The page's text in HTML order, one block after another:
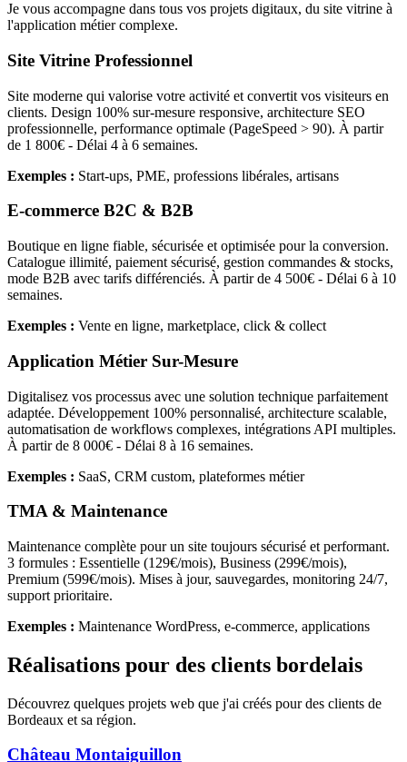
Je vous accompagne dans tous vos projets digitaux, du site vitrine à
l'application métier complexe.
Site Vitrine Professionnel
Site moderne qui valorise votre activité et convertit vos visiteurs en
clients. Design 100% sur-mesure responsive, architecture SEO
professionnelle, performance optimale (PageSpeed > 90). À partir
de 1 800€ - Délai 4 à 6 semaines.
Exemples : Start-ups, PME, professions libérales, artisans
E-commerce B2C & B2B
Boutique en ligne fiable, sécurisée et optimisée pour la conversion.
Catalogue illimité, paiement sécurisé, gestion commandes & stocks,
mode B2B avec tarifs différenciés. À partir de 4 500€ - Délai 6 à 10
semaines.
Exemples : Vente en ligne, marketplace, click & collect
Application Métier Sur-Mesure
Digitalisez vos processus avec une solution technique parfaitement
adaptée. Développement 100% personnalisé, architecture scalable,
automatisation de workflows complexes, intégrations API multiples.
À partir de 8 000€ - Délai 8 à 16 semaines.
Exemples : SaaS, CRM custom, plateformes métier
TMA & Maintenance
Maintenance complète pour un site toujours sécurisé et performant.
3 formules : Essentielle (129€/mois), Business (299€/mois),
Premium (599€/mois). Mises à jour, sauvegardes, monitoring 24/7,
support prioritaire.
Exemples : Maintenance WordPress, e-commerce, applications
Réalisations pour des clients bordelais
Découvrez quelques projets web que j'ai créés pour des clients de
Bordeaux et sa région.
Château Montaiguillon